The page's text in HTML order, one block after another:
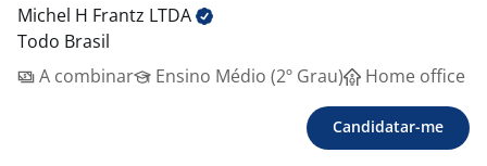
Michel H Frantz LTDA
Todo Brasil
A combinar
Ensino Médio (2º Grau) Home office
Candidatar-me